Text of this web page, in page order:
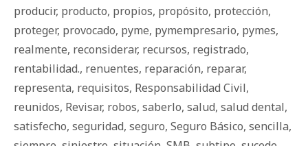
producir, producto, propios, propósito, protección,
proteger, provocado, pyme, pymempresario, pymes,
realmente, reconsiderar, recursos, registrado,
rentabilidad., renuentes, reparación, reparar,
representa, requisitos, Responsabilidad Civil,
reunidos, Revisar, robos, saberlo, salud, salud dental,
satisfecho, seguridad, seguro, Seguro Básico, sencilla,